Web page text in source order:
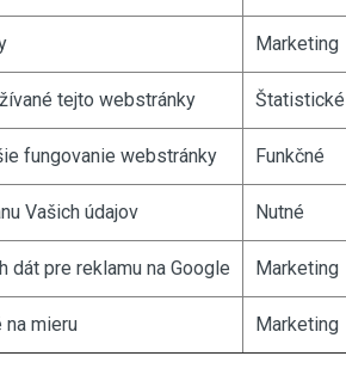
Marketing
tejto webstránky Štatistické
fungovanie webstránky Funkčné
Vašich údajov Nutné
dát pre reklamu na Google Marketing
mieru Marketing